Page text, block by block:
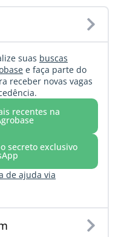
suas buscas
e faça parte do
receber novas vagas
recentes na
secreto exclusivo
de ajuda via